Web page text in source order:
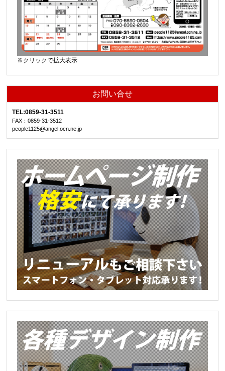
※クリックで拡大表示
お問い合せ
TEL:0859-31-3511
FAX：0859-31-3512
people1125@angel.ocn.ne.jp